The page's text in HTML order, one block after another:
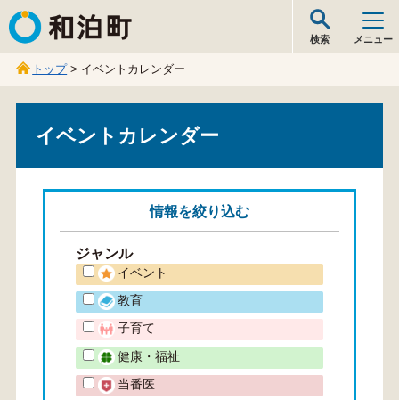
和泊町
検索 メニュー
トップ> イベントカレンダー
イベントカレンダー
情報を絞り込む
ジャンル
イベント
教育
子育て
健康・福祉
当番医